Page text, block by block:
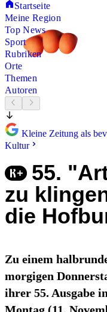
Startseite
Meine Region
Top News
Sport
Rubriken
Orte
Themen
Autoren
Kleine Zeitung als
Kultur
55.
zu
die
Zu einem
morgigen
ihrer 55. Ausgabe